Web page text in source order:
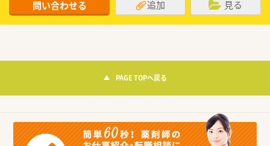
問い合わせる 追加 見る
PAGE TOPへ戻る